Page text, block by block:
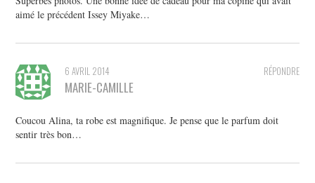
aimé le précédent Issey Miyake…
RÉPONDRE
6 AVRIL 2014
MARIE-CAMILLE
Coucou Alina, ta robe est magnifique. Je pense que le parfum doit
sentir très bon…